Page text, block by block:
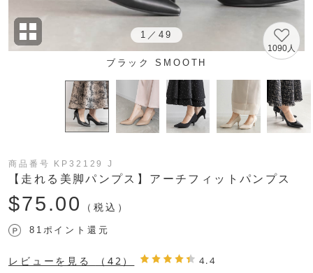
1 ／ 49
1090人
ブラック SMOOTH
商品番号 KP32129 J
【走れる美脚パンプス】アーチフィットパンプス
$‌75.00 （税込）
81ポイント還元
レビューを見る （42） 4.4